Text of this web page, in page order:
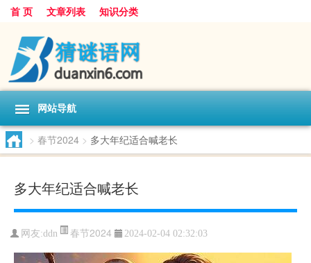
首 页 文章列表 知识分类
网站导航
> 春节2024 > 多大年纪适合喊老长
多大年纪适合喊老长
网友:ddn 春节2024 2024-02-04 02:32:03